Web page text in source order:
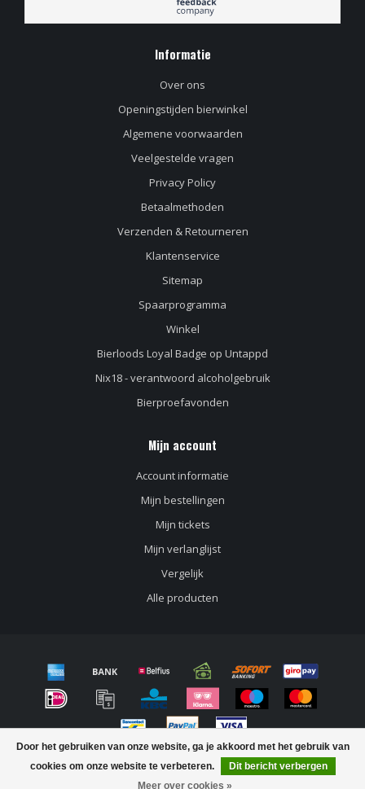
Door het gebruiken van onze website, ga je akkoord met het gebruik van
cookies om onze website te verbeteren.
Dit bericht verbergen
Meer over cookies »
Informatie
Over ons
Openingstijden bierwinkel
Algemene voorwaarden
Veelgestelde vragen
Privacy Policy
Betaalmethoden
Verzenden & Retourneren
Klantenservice
Sitemap
Spaarprogramma
Winkel
Bierloods Loyal Badge op Untappd
Nix18 - verantwoord alcoholgebruik
Bierproefavonden
Mijn account
Account informatie
Mijn bestellingen
Mijn tickets
Mijn verlanglijst
Vergelijk
Alle producten
© Copyright 2026 Speciaalbier winkel Bierloods22
FILTERS